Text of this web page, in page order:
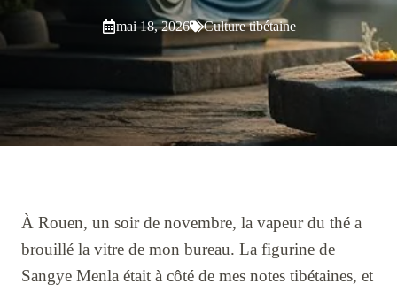
mai 18, 2026 Culture tibétaine
À Rouen, un soir de novembre, la vapeur du thé a
brouillé la vitre de mon bureau. La figurine de
Sangye Menla était à côté de mes notes tibétaines, et